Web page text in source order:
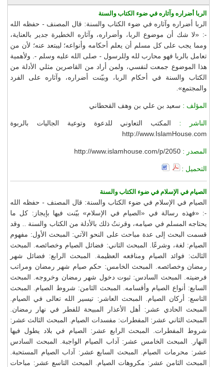
الربا أضراره وآثاره في ضوء الكتاب والسنة
الربا أضراره وآثاره في ضوء الكتاب والسنة: قال المصنف - حفظه الله
-: «لا شك أن موضوع الربا، وأضراره، وآثاره الخطيرة جدير بالعناية،
ومما يجب على كل مسلم أن يعلم أحكامه وأنواعه؛ ليبتعد عنه؛ لأن من
تعامل بالربا فهو محارب لله وللرسول - صلى الله عليه وسلم -. ولأهمية
هذا الموضوع جمعت لنفسي، ولمن أراد من القاصرين مثلي الأدلة من
الكتاب والسنة في أحكام الربا، وبيّنت أضراره، وآثاره على الفرد
والمجتمع».
المؤلف : سعيد بن علي بن وهف القحطاني
الناشر : المكتب التعاوني للدعوة وتوعية الجاليات بالربوة
http://www.IslamHouse.com
المصدر : http://www.islamhouse.com/p/2050
التحميل :
الصيام في الإسلام في ضوء الكتاب والسنة
الصيام في الإسلام في ضوء الكتاب والسنة: قال المصنف - حفظه الله
-: «فهذه رسالة في «الصيام في الإسلام» بيّنت فيها بإيجاز: كل ما
يحتاجه المسلم في صيامه، وقرنتُ ذلك بالأدلة من الكتاب والسنة .. وقد
قسمت البحث إلى عدة مباحث على النحو الآتي: المبحث الأول: مفهوم
الصيام: لغة، وشرعًا. المبحث الثاني: فضائل الصيام وخصائصه. المبحث
الثالث: فوائد الصيام ومنافعه العظيمة. المبحث الرابع: فضائل شهر
رمضان وخصائصه. المبحث الخامس: حكم صيام شهر رمضان ومراتب
فرضيته. المبحث السادس: ثبوت دخول شهر رمضان وخروجه. المبحث
السابع: أنواع الصيام وأقسامه. المبحث الثامن: شروط الصيام. المبحث
التاسع: أركان الصيام. المبحث العاشر: تيسير الله تعالى في الصيام.
المبحث الحادي عشر: أهل الأعذار المبيحة للفطر في نهار رمضان.
المبحث الثاني عشر: المفطرات: مفسدات الصيام. المبحث الثالث عشر:
شروط المفطرات. المبحث الرابع عشر: الصيام في بلاد يطول فيها
النهار. المبحث الخامس عشر: آداب الصيام الواجبة. المبحث السادس
عشر: محرمات الصيام. المبحث السابع عشر: آداب الصيام المستحبة.
المبحث الثامن عشر: مكروهات الصيام. المبحث التاسع عشر: مباحات